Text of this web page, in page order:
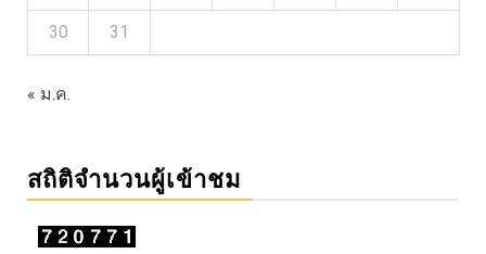
30 31
« ม.ค.
สถิติจำนวนผู้เข้าชม